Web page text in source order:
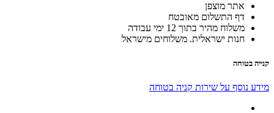
אתר מוצפן
דף התשלום מאובטח
משלוח מהיר בתוך 12 ימי עבודה
חנות ישראלית. משלוחים מישראל
קנייה בטוחה
מידע נוסף על שירות קניה בטוחה